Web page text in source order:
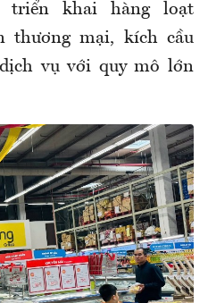
triển khai hàng loạt
thương mại, kích cầu
vụ với quy mô lớn